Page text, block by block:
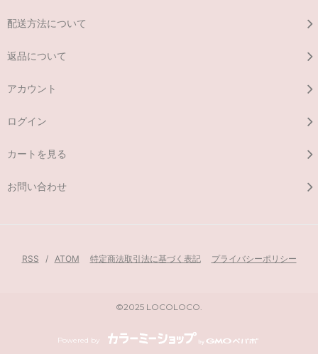
配送方法について
返品について
アカウント
ログイン
カートを見る
お問い合わせ
RSS / ATOM 特定商法取引法に基づく表記 プライバシーポリシー
©2025 LOCOLOCO.
Powered by